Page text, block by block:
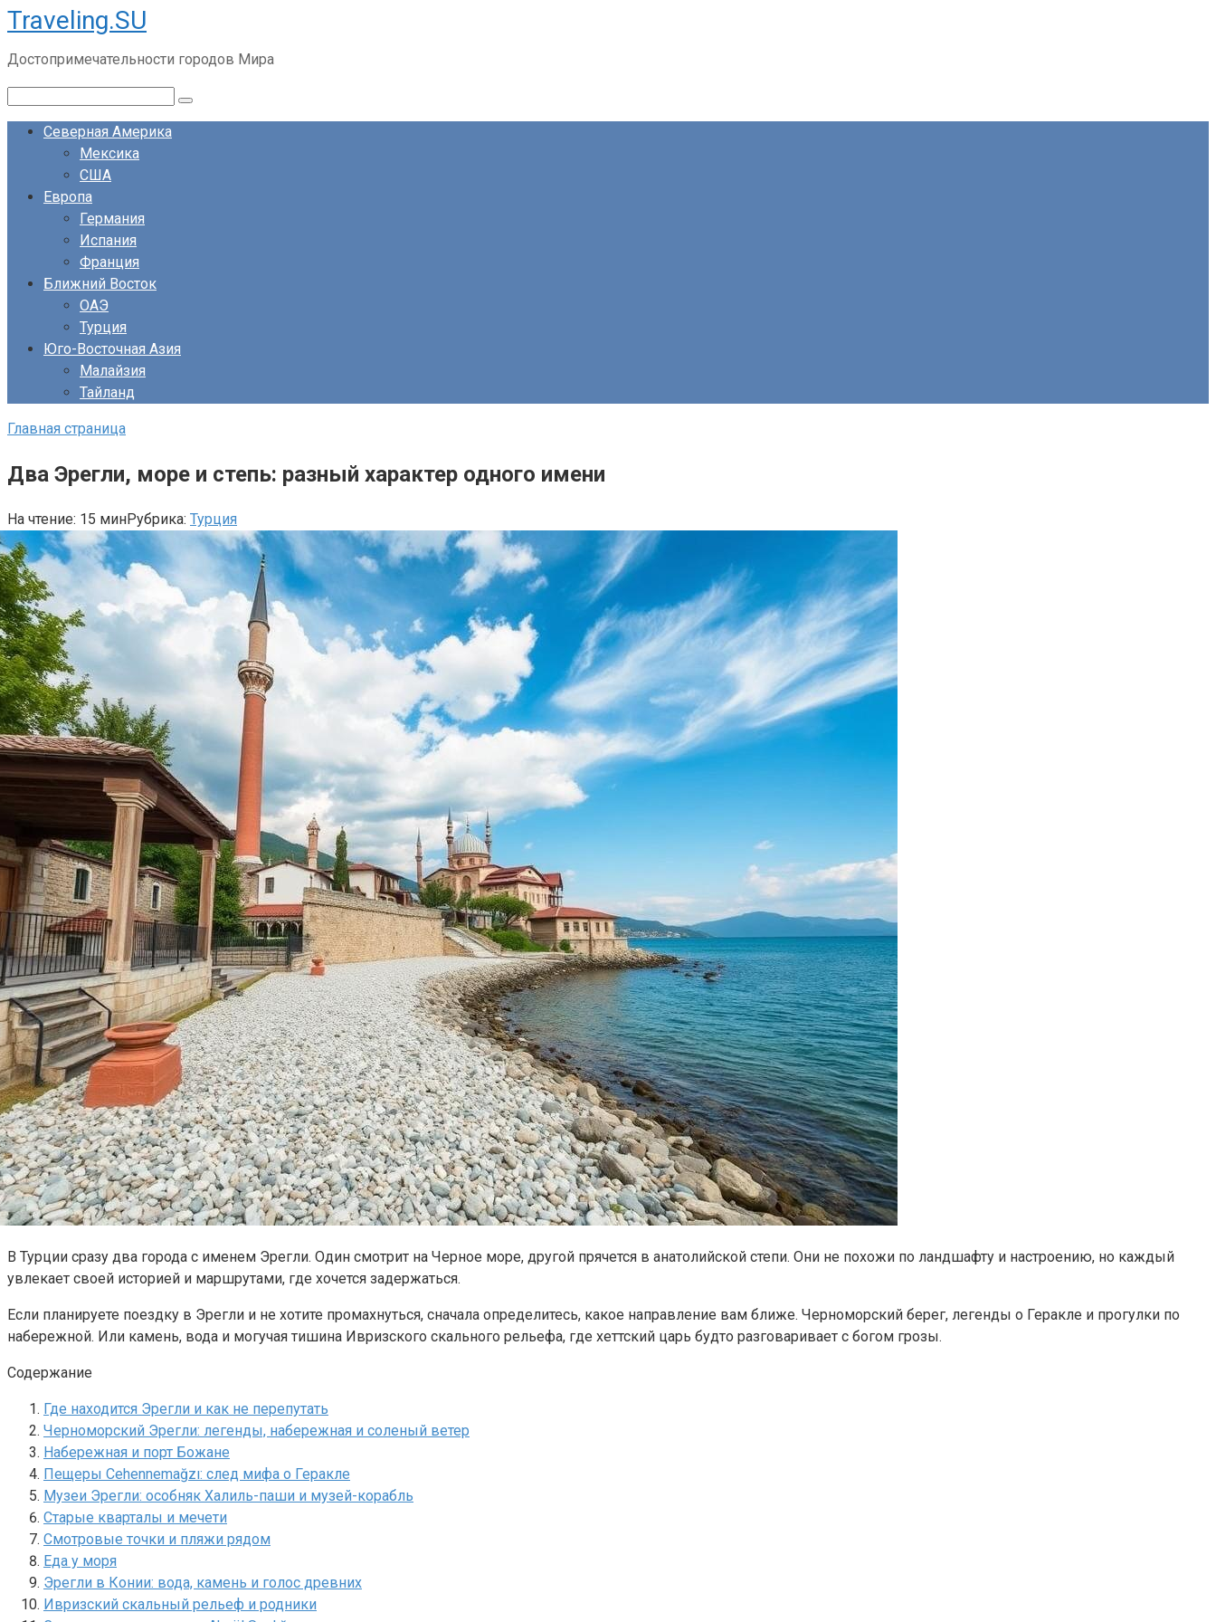
Перейти
к
контенту
Traveling.SU
Достопримечательности городов Мира
Северная Америка
Мексика
США
Европа
Германия
Испания
Франция
Ближний Восток
ОАЭ
Турция
Юго-Восточная Азия
Малайзия
Тайланд
Главная страница
Два Эрегли, море и степь: разный характер одного имени
На чтение: 15 минРубрика: Турция
В Турции сразу два города с именем Эрегли. Один смотрит на Черное море, другой прячется в анатолийской степи. Они не похожи по ландшафту и настроению, но каждый
увлекает своей историей и маршрутами, где хочется задержаться.
Если планируете поездку в Эрегли и не хотите промахнуться, сначала определитесь, какое направление вам ближе. Черноморский берег, легенды о Геракле и прогулки по
набережной. Или камень, вода и могучая тишина Ивризского скального рельефа, где хеттский царь будто разговаривает с богом грозы.
Содержание
Где находится Эрегли и как не перепутать
Черноморский Эрегли: легенды, набережная и соленый ветер
Набережная и порт Божане
Пещеры Cehennemağzı: след мифа о Геракле
Музеи Эрегли: особняк Халиль-паши и музей-корабль
Старые кварталы и мечети
Смотровые точки и пляжи рядом
Еда у моря
Эрегли в Конии: вода, камень и голос древних
Ивризский скальный рельеф и родники